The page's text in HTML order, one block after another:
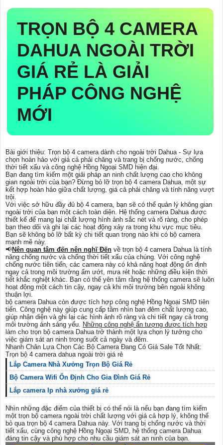
TRỌN BỘ 4 CAMERA
DAHUA NGOÀI TRỜI
GIÁ RẺ LÀ GIẢI
PHÁP CÔNG NGHỆ
MỚI
Bài giới thiệu: Trọn bộ 4 camera dành cho ngoài trời Dahua - Sự lựa
chọn hoàn hảo với giá cả phải chăng và trang bị chống nước, chống
thời tiết xấu và công nghệ Hồng Ngoại SMD hiện đại.
Bạn đang tìm kiếm một giải pháp an ninh chất lượng cao cho không
gian ngoài trời của bạn? Đừng bỏ lỡ trọn bộ 4 camera Dahua, một sự
kết hợp hoàn hảo giữa chất lượng, giá cả phải chăng và tính năng vượt
trội.
Với việc sở hữu đầy đủ bộ 4 camera, bạn sẽ có thể quản lý không gian
ngoài trời của bạn một cách toàn diện. Hệ thống camera Dahua được
thiết kế để mang lại chất lượng hình ảnh sắc nét và rõ ràng, cho phép
bạn theo dõi và ghi lại các hoạt động xảy ra trong khu vực mục tiêu.
Bạn sẽ không bỏ lỡ bất kỳ chi tiết quan trọng nào khi có bộ camera
mạnh mẽ này.
📢Nên quan tâm đến nên nghĩ Đến về trọn bộ 4 camera Dahua là tính
năng chống nước và chống thời tiết xấu của chúng. Với công nghệ
chống nước tiên tiến, các camera này có khả năng hoạt động ổn định
ngay cả trong môi trường ẩm ướt, mưa rét hoặc những điều kiện thời
tiết khắc nghiệt khác. Bạn có thể yên tâm rằng hệ thống camera sẽ luôn
hoạt động một cách tin cậy, ngay cả khi môi trường bên ngoài không
thuận lợi.
bộ camera Dahua còn được tích hợp công nghệ Hồng Ngoại SMD tiên
tiến. Công nghệ này giúp cung cấp tầm nhìn ban đêm chất lượng cao,
giúp nhận diện và ghi lại các hình ảnh rõ ràng và chi tiết ngay cả trong
môi trường ánh sáng yếu. Những công nghệ ấn tượng được tích hợp
làm cho trọn bộ camera Dahua trở thành một lựa chọn lý tưởng cho
việc giám sát an ninh trong suốt cả ngày và đêm.
Nhanh Chân Lựa Chọn Các Bộ Camera Đang Có Giá Sale Tốt Nhất:
Trọn bộ 4 camera dahua ngoài trời giá rẻ
Lắp Camera Nhà Xưởng Trọn Bộ Giá Rẻ
Bộ Camera Wifi Ổn Định Cho Gia Đình Giá Rẻ
Lắp camera Ip nhà xưởng giá rẻ
Nhìn những đặc điểm của thiết bị có thể nói là nếu bạn đang tìm kiếm
một trọn bộ camera ngoài trời chất lượng với giá cả hợp lý, không thể
bỏ qua trọn bộ 4 camera Dahua này. Với trang bị chống nước và thời
tiết xấu, cùng công nghệ Hồng Ngoại SMD, hệ thống camera Dahua
đáng tin cậy và phù hợp cho nhu cầu giám sát an ninh của bạn.